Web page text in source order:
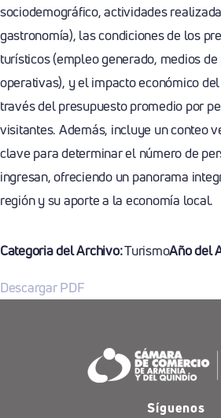
sociodemográfico, actividades
gastronomía), las condiciones de los
turísticos (empleo generado, medios
operativas), y el impacto económico
través del presupuesto promedio por
visitantes. Además, incluye un conteo
clave para determinar el número de
ingresan, ofreciendo un panorama
región y su aporte a la economía local.
Categoria del Archivo:TurismoAño del
Descargar PDF
Síguenos